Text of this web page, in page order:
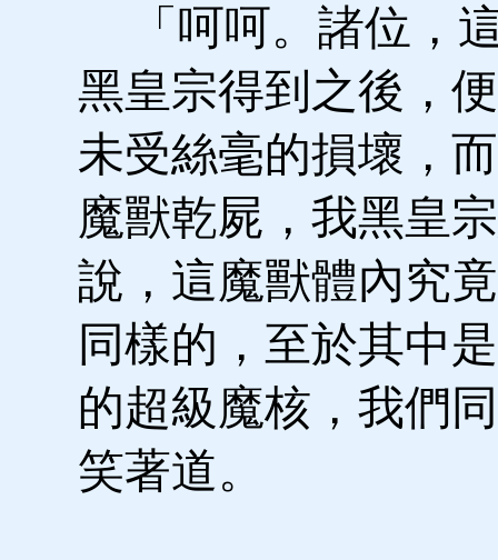
「呵呵。諸位，
黑皇宗得到之後，
未受絲毫的損壞，
魔獸乾屍，我黑皇
說，這魔獸體內究
同樣的，至於其中
的超級魔核，我們
笑著道。